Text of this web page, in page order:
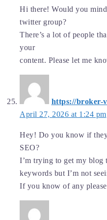
Hi there! Would you
twitter group?
There’s a lot of people
your
content. Please let me
https://broker-
April 27, 2026 at 1:24 pm
Hey! Do you know if
SEO?
I’m trying to get my blog
keywords but I’m not
If you know of any